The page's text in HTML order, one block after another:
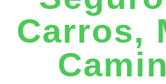
Carros,